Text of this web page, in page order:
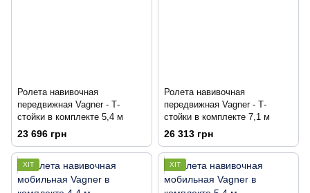
Ролета навивочная
передвижная Vagner - Т-
стойки в комплекте 5,4 м
23 696 грн
Ролета навивочная
передвижная Vagner - Т-
стойки в комплекте 7,1 м
26 313 грн
ХІТ ХІТ